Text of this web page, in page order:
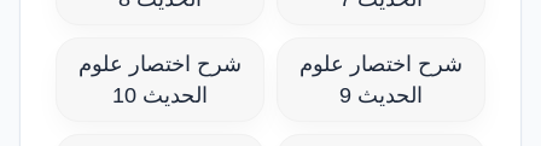
شرح اختصار علوم
الحديث 9
شرح اختصار علوم
الحديث 10